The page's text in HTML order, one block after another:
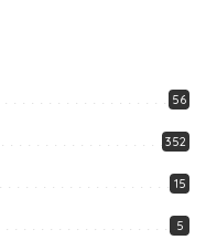
56
352
15
5